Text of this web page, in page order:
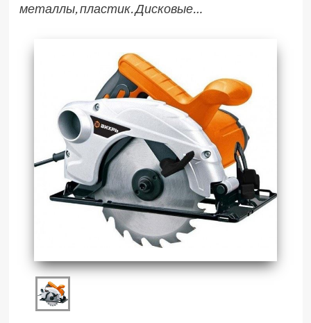
металлы, пластик. Дисковые…